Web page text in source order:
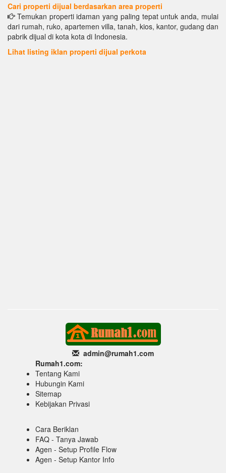
Cari properti dijual berdasarkan area properti
Temukan properti idaman yang paling tepat untuk anda, mulai
dari rumah, ruko, apartemen villa, tanah, kios, kantor, gudang dan
pabrik dijual di kota kota di Indonesia.
Lihat listing iklan properti dijual perkota
admin@rumah1.com
Rumah1.com:
Tentang Kami
Hubungin Kami
Sitemap
Kebijakan Privasi
Cara Beriklan
FAQ - Tanya Jawab
Agen - Setup Profile Flow
Agen - Setup Kantor Info